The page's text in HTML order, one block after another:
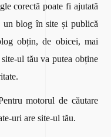
corectă poate fi ajutată
un blog în site și publică
obțin, de obicei, mai
ul tău va putea obține
motorul de căutare
uri are site-ul tău.